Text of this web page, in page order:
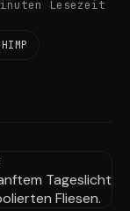
Lesezeit